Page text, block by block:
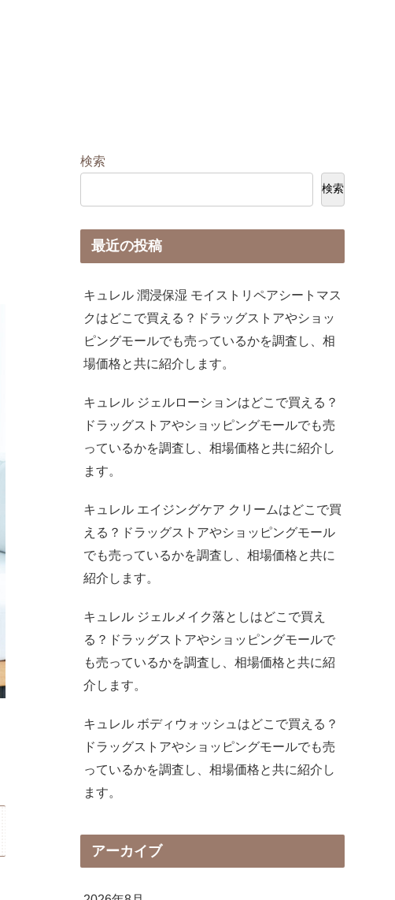
検索
検索
最近の投稿
キュレル 潤浸保湿 モイストリペアシートマス
クはどこで買える？ドラッグストアやショッ
ピングモールでも売っているかを調査し、相
場価格と共に紹介します。
キュレル ジェルローションはどこで買える？
ドラッグストアやショッピングモールでも売
っているかを調査し、相場価格と共に紹介し
ます。
キュレル エイジングケア クリームはどこで買
える？ドラッグストアやショッピングモール
でも売っているかを調査し、相場価格と共に
紹介します。
キュレル ジェルメイク落としはどこで買え
る？ドラッグストアやショッピングモールで
も売っているかを調査し、相場価格と共に紹
介します。
キュレル ボディウォッシュはどこで買える？
ドラッグストアやショッピングモールでも売
っているかを調査し、相場価格と共に紹介し
ます。
アーカイブ